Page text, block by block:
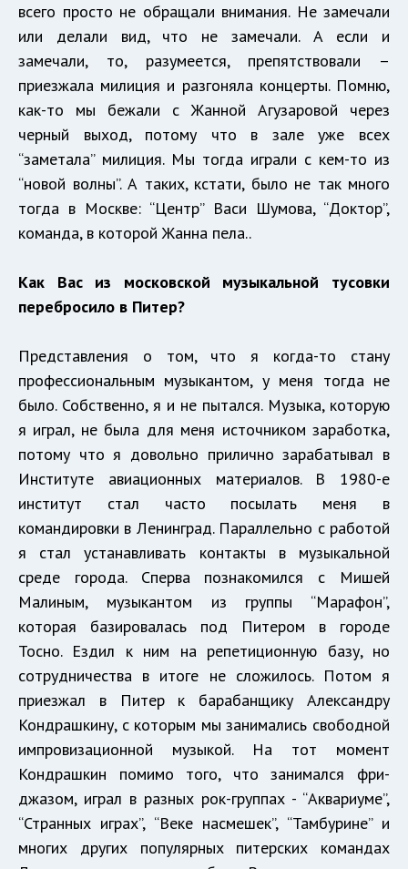
всего просто не обращали внимания. Не замечали
или делали вид, что не замечали. А если и
замечали, то, разумеется, препятствовали –
приезжала милиция и разгоняла концерты. Помню,
как-то мы бежали с Жанной Агузаровой через
черный выход, потому что в зале уже всех
“заметала” милиция. Мы тогда играли с кем-то из
“новой волны”. А таких, кстати, было не так много
тогда в Москве: “Центр” Васи Шумова, “Доктор”,
команда, в которой Жанна пела..
Как Вас из московской музыкальной тусовки
перебросило в Питер?
Представления о том, что я когда-то стану
профессиональным музыкантом, у меня тогда не
было. Собственно, я и не пытался. Музыка, которую
я играл, не была для меня источником заработка,
потому что я довольно прилично зарабатывал в
Институте авиационных материалов. В 1980-е
институт стал часто посылать меня в
командировки в Ленинград. Параллельно с работой
я стал устанавливать контакты в музыкальной
среде города. Сперва познакомился с Мишей
Малиным, музыкантом из группы “Марафон”,
которая базировалась под Питером в городе
Тосно. Ездил к ним на репетиционную базу, но
сотрудничества в итоге не сложилось. Потом я
приезжал в Питер к барабанщику Александру
Кондрашкину, с которым мы занимались свободной
импровизационной музыкой. На тот момент
Кондрашкин помимо того, что занимался фри-
джазом, играл в разных рок-группах - “Аквариуме”,
“Странных играх”, “Веке насмешек”, “Тамбурине” и
многих других популярных питерских командах